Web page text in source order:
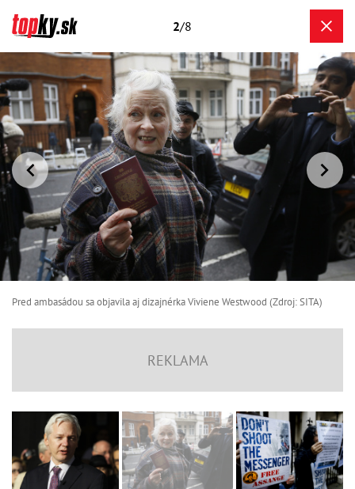
2/8
Pred ambasádou sa objavila aj dizajnérka Viviene Westwood (Zdroj: SITA)